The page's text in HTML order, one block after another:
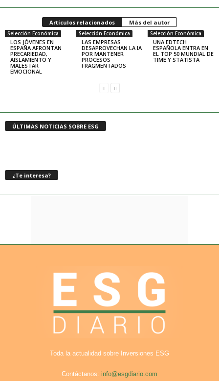
Artículos relacionados Más del autor
Selección Económica
LOS JÓVENES EN
ESPAÑA AFRONTAN
PRECARIEDAD,
AISLAMIENTO Y
MALESTAR
EMOCIONAL
Selección Económica
LAS EMPRESAS
DESAPROVECHAN LA IA
POR MANTENER
PROCESOS
FRAGMENTADOS
Selección Económica
UNA EDTECH
ESPAÑOLA ENTRA EN
EL TOP 50 MUNDIAL DE
TIME Y STATISTA
ÚLTIMAS NOTICIAS SOBRE ESG
¿Te interesa?
Toda la actualidad sobre Inversiones ESG
Contáctanos: info@esgdiario.com